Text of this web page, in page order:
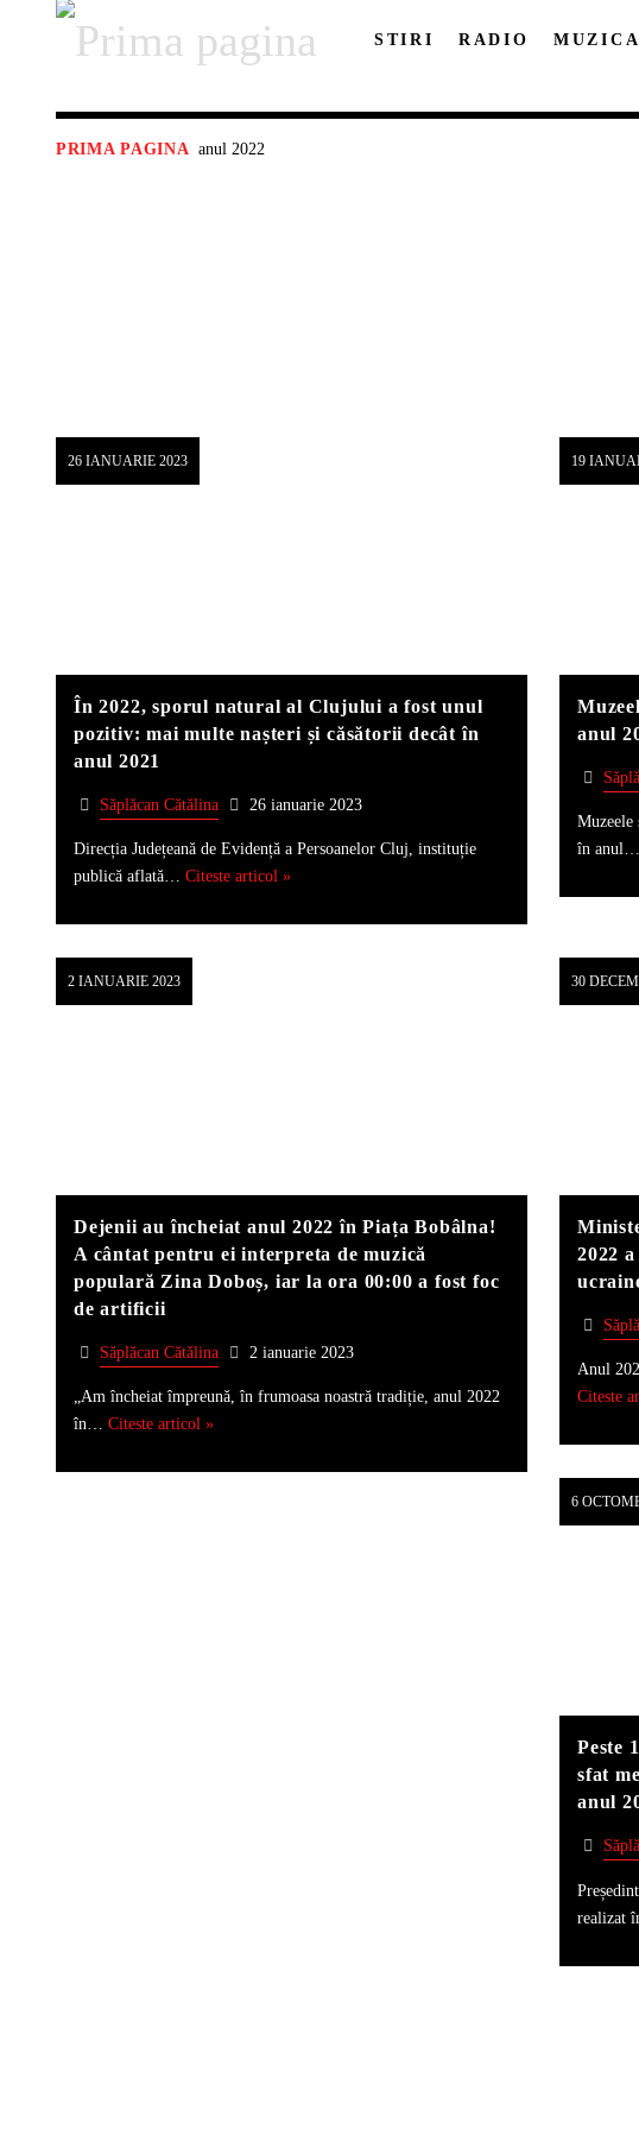
STIRI RADIO MUZICA
PRIMA PAGINA anul 2022
26 IANUARIE 2023
În 2022, sporul natural al Clujului a fost unul
pozitiv: mai multe nașteri și căsătorii decât în
anul 2021
Săplăcan Cătălina 26 ianuarie 2023
Direcția Județeană de Evidență a Persoanelor Cluj, instituție
publică aflată… Citeste articol »
19
anul
Muzeele
în anul…
2 IANUARIE 2023
Dejenii au încheiat anul 2022 în Piața Bobâlna!
A cântat pentru ei interpreta de muzică
populară Zina Doboș, iar la ora 00:00 a fost foc
de artificii
Săplăcan Cătălina 2 ianuarie 2023
„Am încheiat împreună, în frumoasa noastră tradiție, anul 2022
în… Citeste articol »
30
2022
Anul
Citeste
6
Peste
sfat
anul
realizat